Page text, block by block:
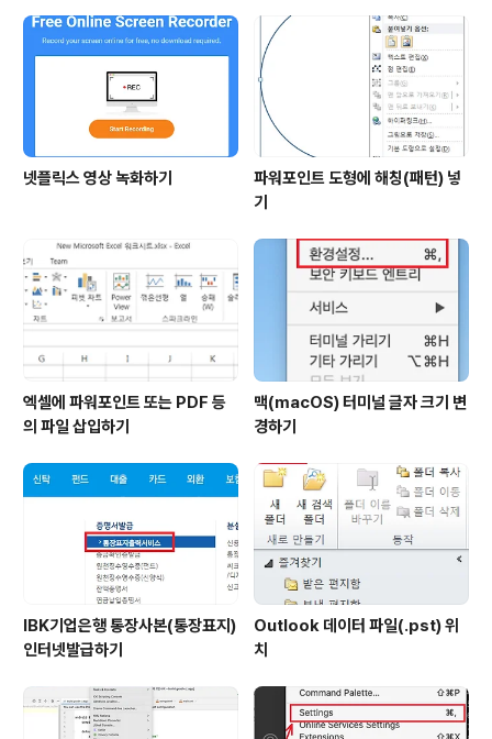
넷플릭스 영상 녹화하기
파워포인트 도형에 해칭(패턴) 넣
기
엑셀에 파워포인트 또는 PDF 등
의 파일 삽입하기
맥(macOS) 터미널 글자 크기 변
경하기
IBK기업은행 통장사본(통장표지)
인터넷발급하기
Outlook 데이터 파일(.pst) 위
치